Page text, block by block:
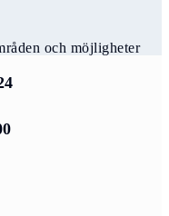
och möjligheter